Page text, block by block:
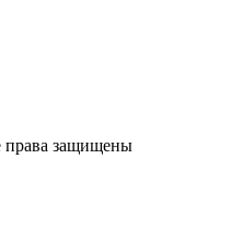
права защищены